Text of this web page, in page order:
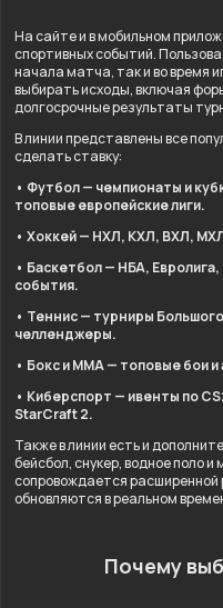
На сайте и в мобильном
спортивных событий.
начала матча, так и во время
выбирать исходы, включая
долгосрочные результаты
В линии представлены все
сделать ставку:
• Футбол — чемпионаты и
топовые европейские лиги.
• Хоккей — НХЛ, КХЛ, ВХЛ,
• Баскетбол — НБА,
события.
• Теннис — турниры
челленджеры.
• Бокс и ММА — топовые бои
• Киберспорт — ивенты по
StarCraft 2.
Также в линии есть и
бейсбол, снукер, водное поло
сопровождается
обновляются в реальном
Почему